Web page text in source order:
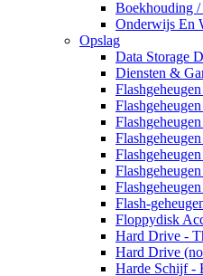
Boekhouding /
Onderwijs En
Opslag
Data Storage
Diensten &
Flash-
Floppydisk
Hard Drive -
Hard Drive
Harde Schijf -